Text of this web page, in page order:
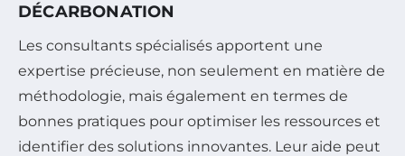
DÉCARBONATION
Les consultants spécialisés apportent une
expertise précieuse, non seulement en matière de
méthodologie, mais également en termes de
bonnes pratiques pour optimiser les ressources et
identifier des solutions innovantes. Leur aide peut